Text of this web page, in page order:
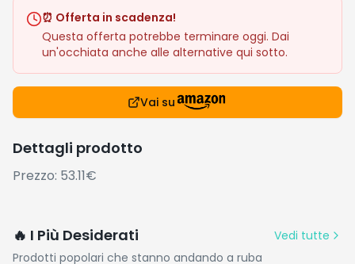
⏰ Offerta in scadenza!
Questa offerta potrebbe terminare oggi. Dai
un'occhiata anche alle alternative qui sotto.
Vai su
Dettagli prodotto
Prezzo: 53.11€
🔥 I Più Desiderati
Vedi tutte
Prodotti popolari che stanno andando a ruba